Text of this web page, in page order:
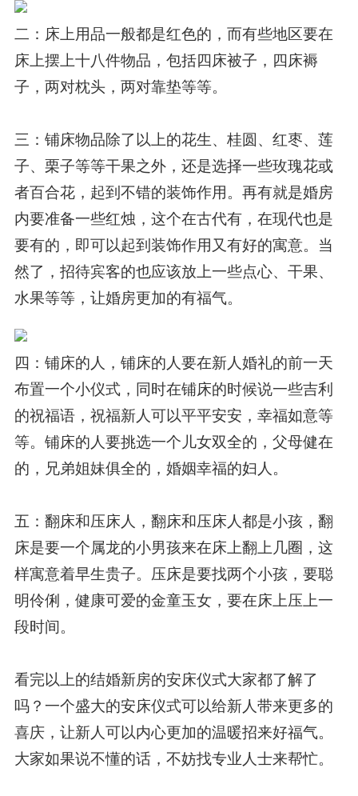
二：床上用品一般都是红色的，而有些地区要在
床上摆上十八件物品，包括四床被子，四床褥
子，两对枕头，两对靠垫等等。
三：铺床物品除了以上的花生、桂圆、红枣、莲
子、栗子等等干果之外，还是选择一些玫瑰花或
者百合花，起到不错的装饰作用。再有就是婚房
内要准备一些红烛，这个在古代有，在现代也是
要有的，即可以起到装饰作用又有好的寓意。当
然了，招待宾客的也应该放上一些点心、干果、
水果等等，让婚房更加的有福气。
四：铺床的人，铺床的人要在新人婚礼的前一天
布置一个小仪式，同时在铺床的时候说一些吉利
的祝福语，祝福新人可以平平安安，幸福如意等
等。铺床的人要挑选一个儿女双全的，父母健在
的，兄弟姐妹俱全的，婚姻幸福的妇人。
五：翻床和压床人，翻床和压床人都是小孩，翻
床是要一个属龙的小男孩来在床上翻上几圈，这
样寓意着早生贵子。压床是要找两个小孩，要聪
明伶俐，健康可爱的金童玉女，要在床上压上一
段时间。
看完以上的结婚新房的安床仪式大家都了解了
吗？一个盛大的安床仪式可以给新人带来更多的
喜庆，让新人可以内心更加的温暖招来好福气。
大家如果说不懂的话，不妨找专业人士来帮忙。